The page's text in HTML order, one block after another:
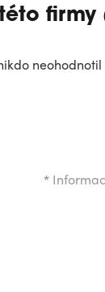
firmy
neohodnotil
*